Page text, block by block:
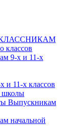
классов
9-х и 11-х
и 11-х классов
школы
Выпускникам
начальной